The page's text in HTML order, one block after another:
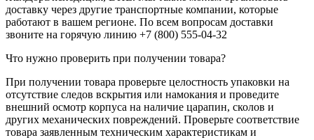
доставку через другие транспортные компании, которые
работают в вашем регионе. По всем вопросам доставки
звоните на горячую линию +7 (800) 555-04-32
Что нужно проверить при получении товара?
При получении товара проверьте целостность упаковки на
отсутствие следов вскрытия или намокания и проведите
внешний осмотр корпуса на наличие царапин, сколов и
других механических повреждений. Проверьте соответствие
товара заявленным техническим характеристикам и